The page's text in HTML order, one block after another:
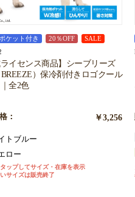
ケット付き 20％OFF SALE
ライセンス商品】シーブリーズ
BREEZE）保冷剤付きロゴクール
全2色
： ￥3,256
トブルー
ロー
ップしてサイズ・在庫を表示
サイズは販売終了